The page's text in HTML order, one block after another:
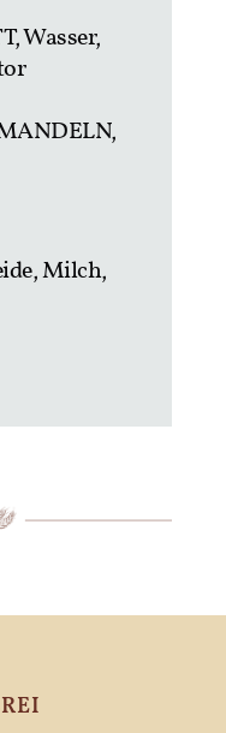
Wasser,
Milch,